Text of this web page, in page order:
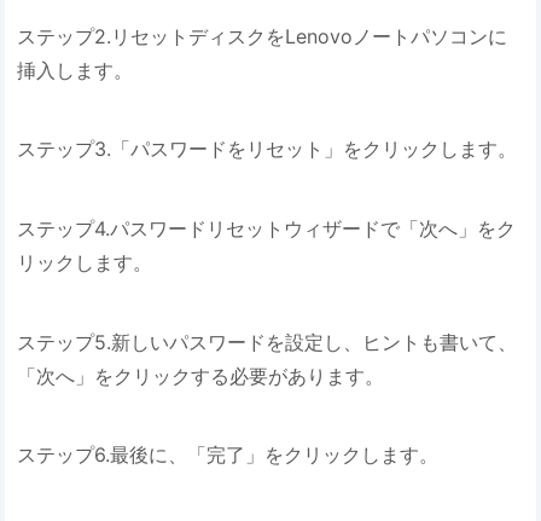
ステップ2.リセットディスクをLenovoノートパソコンに
挿入します。
ステップ3.「パスワードをリセット」をクリックします。
ステップ4.パスワードリセットウィザードで「次へ」をク
リックします。
ステップ5.新しいパスワードを設定し、ヒントも書いて、
「次へ」をクリックする必要があります。
ステップ6.最後に、「完了」をクリックします。